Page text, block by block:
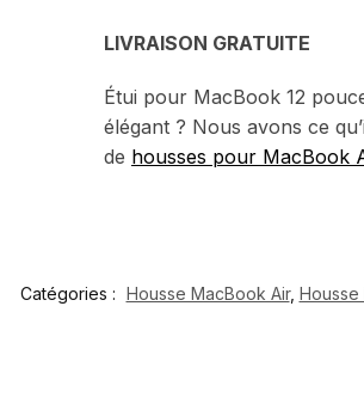
LIVRAISON GRATUITE
Étui pour MacBook 12
élégant ? Nous avons ce
de housses pour MacBook
Catégories : Housse MacBook Air, Housse